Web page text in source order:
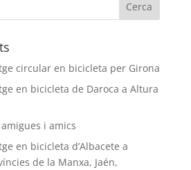
circular en bicicleta per Girona
en bicicleta de Daroca a Altura
i amics
en bicicleta d’Albacete a
de la Manxa, Jaén,